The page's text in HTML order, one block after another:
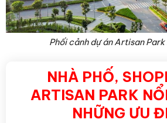
Phối cảnh dự án Artisan Park
NHÀ PHỐ,
ARTISAN PARK
NHỮNG ƯU